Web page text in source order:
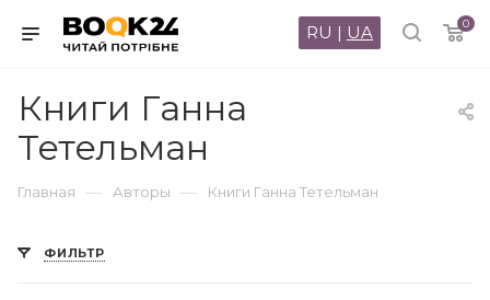
0
RU | UA
Книги Ганна
Тетельман
Главная — Авторы — Книги Ганна Тетельман
ФИЛЬТР